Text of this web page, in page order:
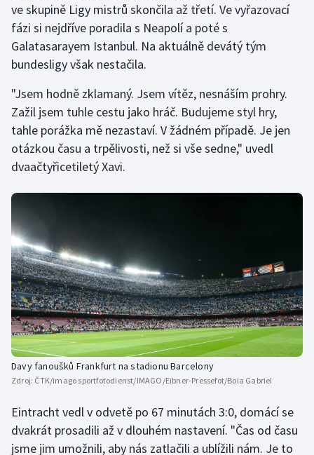
Rychlobruslení
Rychlostní kanoistika
Sportovní střelba
Stolní tenis
Vodní slalom
Volejbal
Ostatní
ve skupině Ligy mistrů skončila až třetí. Ve vyřazovací
fázi si nejdříve poradila s Neapolí a poté s
Galatasarayem Istanbul. Na aktuálně devátý tým
bundesligy však nestačila.
"Jsem hodně zklamaný. Jsem vítěz, nesnáším prohry.
Zažil jsem tuhle cestu jako hráč. Budujeme styl hry,
tahle porážka mě nezastaví. V žádném případě. Je jen
otázkou času a trpělivosti, než si vše sedne," uvedl
dvaačtyřicetiletý Xavi.
Davy fanoušků Frankfurt na stadionu Barcelony
Zdroj: ČTK/imago sportfotodienst/IMAGO/Eibner-Pressefot/Boia Gabriel
Eintracht vedl v odvetě po 67 minutách 3:0, domácí se
dvakrát prosadili až v dlouhém nastavení. "Čas od času
jsme jim umožnili, aby nás zatlačili a ublížili nám. Je to